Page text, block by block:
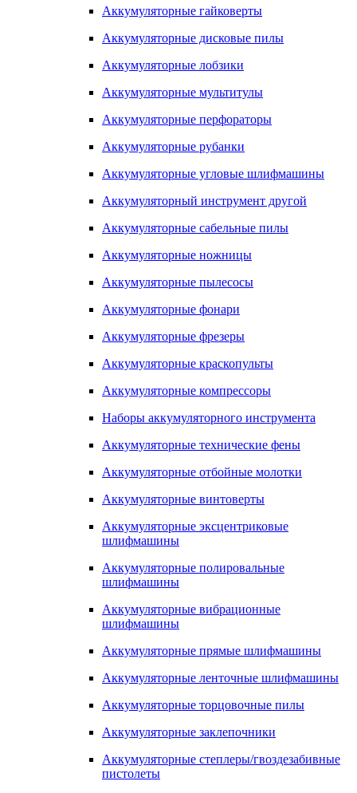
Аккумуляторные гайковерты
Аккумуляторные дисковые пилы
Аккумуляторные лобзики
Аккумуляторные мультитулы
Аккумуляторные перфораторы
Аккумуляторные рубанки
Аккумуляторные угловые шлифмашины
Аккумуляторный инструмент другой
Аккумуляторные сабельные пилы
Аккумуляторные ножницы
Аккумуляторные пылесосы
Аккумуляторные фонари
Аккумуляторные фрезеры
Аккумуляторные краскопульты
Аккумуляторные компрессоры
Наборы аккумуляторного инструмента
Аккумуляторные технические фены
Аккумуляторные отбойные молотки
Аккумуляторные винтоверты
Аккумуляторные эксцентриковые
шлифмашины
Аккумуляторные полировальные
шлифмашины
Аккумуляторные вибрационные
шлифмашины
Аккумуляторные прямые шлифмашины
Аккумуляторные ленточные шлифмашины
Аккумуляторные торцовочные пилы
Аккумуляторные заклепочники
Аккумуляторные степлеры/гвоздезабивные
пистолеты